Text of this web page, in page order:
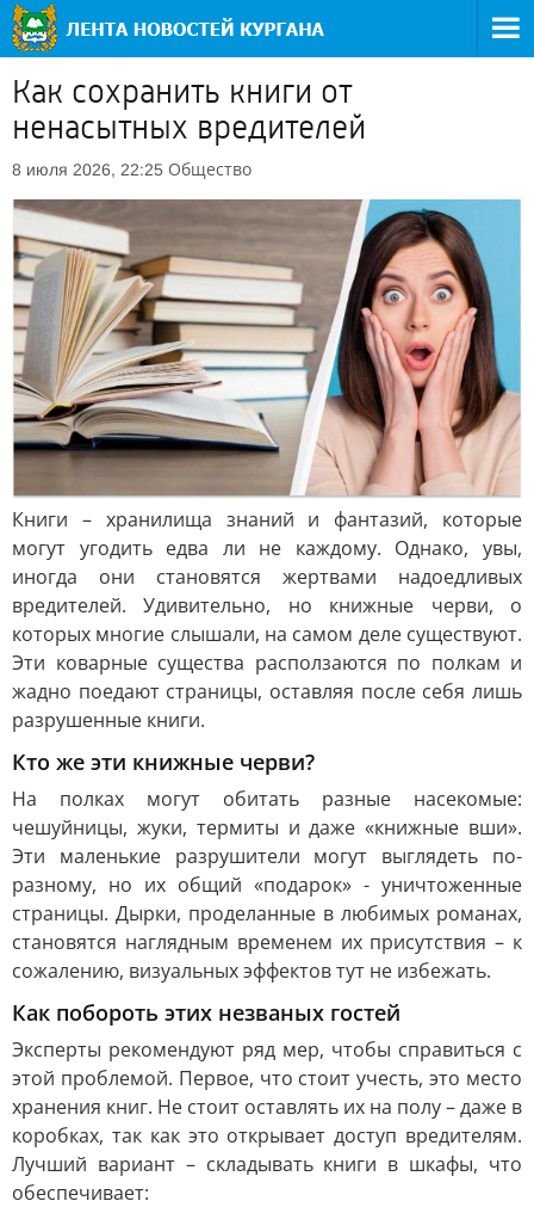
Как сохранить книги от
ненасытных вредителей
8 июля 2026, 22:25 Общество
Книги – хранилища знаний и фантазий, которые
могут угодить едва ли не каждому. Однако, увы,
иногда они становятся жертвами надоедливых
вредителей. Удивительно, но книжные черви, о
которых многие слышали, на самом деле существуют.
Эти коварные существа расползаются по полкам и
жадно поедают страницы, оставляя после себя лишь
разрушенные книги.
Кто же эти книжные черви?
На полках могут обитать разные насекомые:
чешуйницы, жуки, термиты и даже «книжные вши».
Эти маленькие разрушители могут выглядеть по-
разному, но их общий «подарок» - уничтоженные
страницы. Дырки, проделанные в любимых романах,
становятся наглядным временем их присутствия – к
сожалению, визуальных эффектов тут не избежать.
Как побороть этих незваных гостей
Эксперты рекомендуют ряд мер, чтобы справиться с
этой проблемой. Первое, что стоит учесть, это место
хранения книг. Не стоит оставлять их на полу – даже в
коробках, так как это открывает доступ вредителям.
Лучший вариант – складывать книги в шкафы, что
обеспечивает: